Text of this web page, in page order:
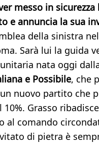
messo in sicurezza
e annuncia la sua
della sinistra nel
Sarà lui la guida
nata oggi
e Possibile, che
nuovo partito che
Grasso
al comando
di pietra è